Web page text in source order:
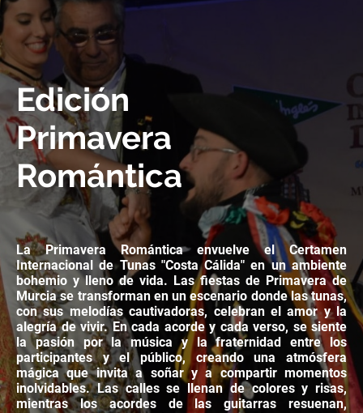
Edición
Primavera
Romántica
La Primavera Romántica envuelve el Certamen
Internacional de Tunas "Costa Cálida" en un ambiente
bohemio y lleno de vida. Las fiestas de Primavera de
Murcia se transforman en un escenario donde las tunas,
con sus melodías cautivadoras, celebran el amor y la
alegría de vivir. En cada acorde y cada verso, se siente
la pasión por la música y la fraternidad entre los
participantes y el público, creando una atmósfera
mágica que invita a soñar y a compartir momentos
inolvidables. Las calles se llenan de colores y risas,
mientras los acordes de las guitarras resuenan,